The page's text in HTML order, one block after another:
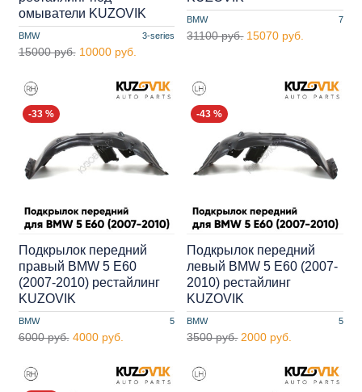
BMW 3-series
омыватели KUZOVIK
15000 руб. 10000 руб.
BMW 7
31100 руб. 15070 руб.
-33 %
BMW 5
Подкрылок передний
правый BMW 5 E60
(2007-2010) рестайлинг
KUZOVIK
6000 руб. 4000 руб.
-43 %
BMW 5
Подкрылок передний
левый BMW 5 E60 (2007-
2010) рестайлинг
KUZOVIK
3500 руб. 2000 руб.